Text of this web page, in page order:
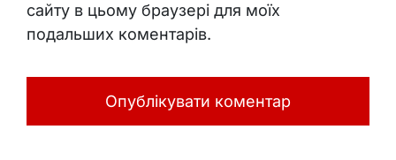
сайту в цьому браузері для моїх
подальших коментарів.